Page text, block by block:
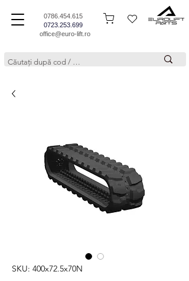
0786.454.615
0723.253.699
office@euro-lift.ro
SKU: 400x72.5x70N